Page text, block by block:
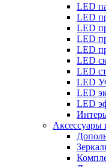
LED
LED
LED
LED
LED
LED
LED
LED
LED
LED
Аксессуары